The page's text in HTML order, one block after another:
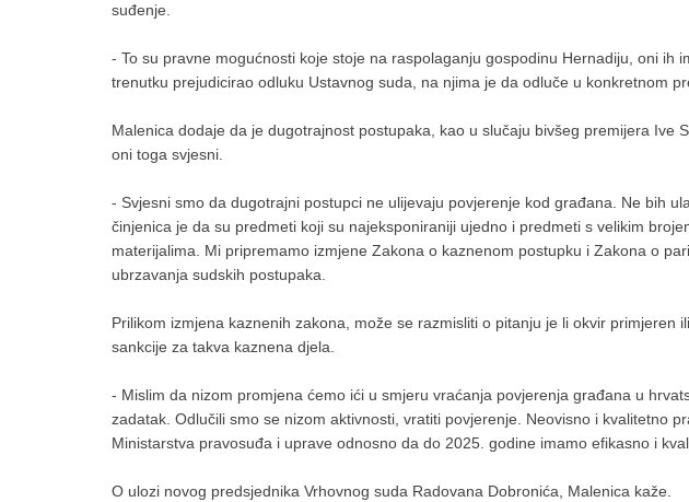
suđenje.
- To su pravne mogućnosti koje stoje na raspolaganju gospodinu Hernadiju, oni ih
trenutku prejudicirao odluku Ustavnog suda, na njima je da odluče u konkretnom
Malenica dodaje da je dugotrajnost postupaka, kao u slučaju bivšeg premijera Ive
oni toga svjesni.
- Svjesni smo da dugotrajni postupci ne ulijevaju povjerenje kod građana. Ne bih
činjenica je da su predmeti koji su najeksponiraniji ujedno i predmeti s velikim
materijalima. Mi pripremamo izmjene Zakona o kaznenom postupku i Zakona o
ubrzavanja sudskih postupaka.
Prilikom izmjena kaznenih zakona, može se razmisliti o pitanju je li okvir primjeren
sankcije za takva kaznena djela.
- Mislim da nizom promjena ćemo ići u smjeru vraćanja povjerenja građana u
zadatak. Odlučili smo se nizom aktivnosti, vratiti povjerenje. Neovisno i kvalitetno
Ministarstva pravosuđa i uprave odnosno da do 2025. godine imamo efikasno i
O ulozi novog predsjednika Vrhovnog suda Radovana Dobronića, Malenica kaže.